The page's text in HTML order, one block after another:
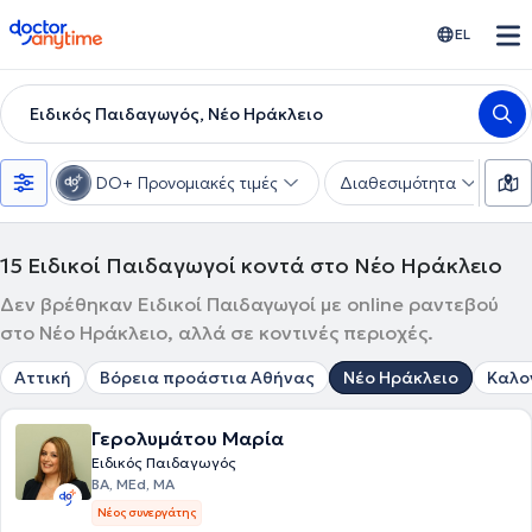
doctoranytime EL
Ειδικός Παιδαγωγός, Νέο Ηράκλειο
DO+ Προνομιακές τιμές Διαθεσιμότητα
15 Ειδικοί Παιδαγωγοί κοντά στο Νέο Ηράκλειο
Δεν βρέθηκαν Ειδικοί Παιδαγωγοί με online ραντεβού
στο Νέο Ηράκλειο, αλλά σε κοντινές περιοχές.
Αττική Βόρεια προάστια Αθήνας Νέο Ηράκλειο
Γερολυμάτου Μαρία
Ειδικός Παιδαγωγός
BA, MEd, ΜΑ
Νέος συνεργάτης